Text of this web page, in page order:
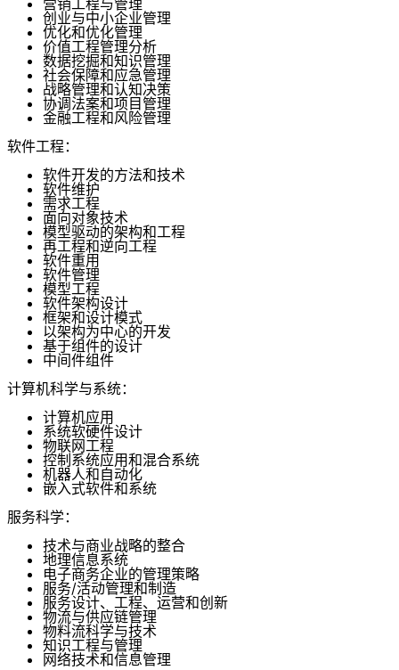
营销工程与管理
创业与中小企业管理
优化和优化管理
价值工程管理分析
数据挖掘和知识管理
社会保障和应急管理
战略管理和认知决策
协调法案和项目管理
金融工程和风险管理
软件工程：
软件开发的方法和技术
软件维护
需求工程
面向对象技术
模型驱动的架构和工程
再工程和逆向工程
软件重用
软件管理
模型工程
软件架构设计
框架和设计模式
以架构为中心的开发
基于组件的设计
中间件组件
计算机科学与系统：
计算机应用
系统软硬件设计
物联网工程
控制系统应用和混合系统
机器人和自动化
嵌入式软件和系统
服务科学：
技术与商业战略的整合
地理信息系统
电子商务企业的管理策略
服务/活动管理和制造
服务设计、工程、运营和创新
物流与供应链管理
物料流科学与技术
知识工程与管理
网络技术和信息管理